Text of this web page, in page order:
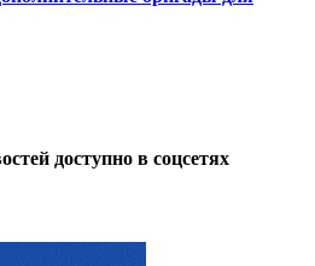
доступно в соцсетях